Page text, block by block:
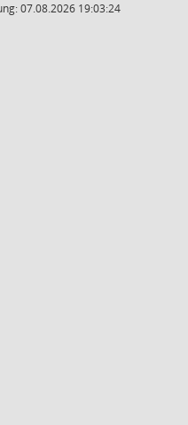
07.08.2026 19:03:24